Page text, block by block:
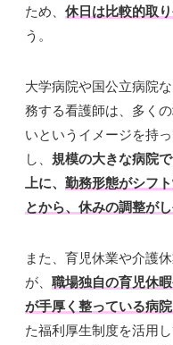
ため、 休日は比較的取
う。
大学病院や国公立病院
務する看護師は、多く
いというイメージを持
し、 規模の大きな病院
上に、 勤務形態がシフ
とから、休みの調整が
また、育児休業や介護
が、 職場独自の育児休
が手厚く整っている病
た福利厚生制度を活用